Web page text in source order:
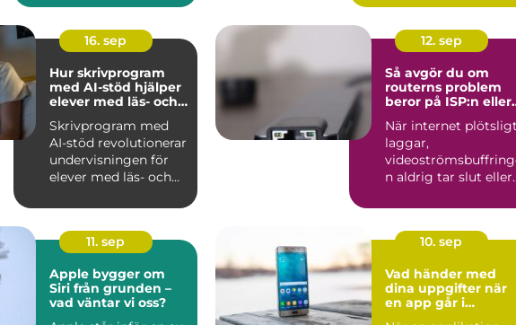
16. sep
Hur skrivprogram
med AI-stöd hjälper
elever med läs- och
Skrivprogram med
AI-stöd revolutionerar
undervisningen för
elever med läs- och
12. sep
Så avgör du om
routerns problem
beror på ISP:n eller
När internet plötsligt
laggar,
n aldrig tar slut eller
11. sep
Apple bygger om
Siri från grunden –
vad väntar vi oss?
10. sep
Vad händer med
dina uppgifter när
en app går i